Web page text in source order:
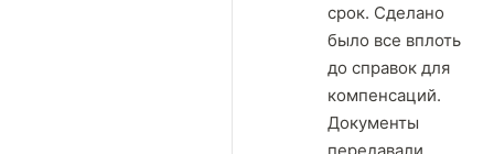
срок. Сделано
было все вплоть
до справок для
компенсаций.
Документы